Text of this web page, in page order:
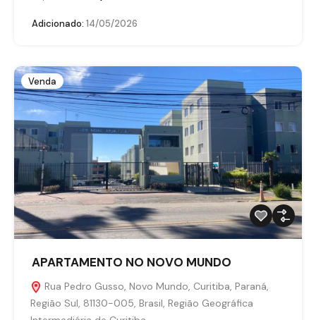
Adicionado: 14/05/2026
Venda
APARTAMENTO NO NOVO MUNDO
Rua Pedro Gusso, Novo Mundo, Curitiba, Paraná,
Região Sul, 81130-005, Brasil, Região Geográfica